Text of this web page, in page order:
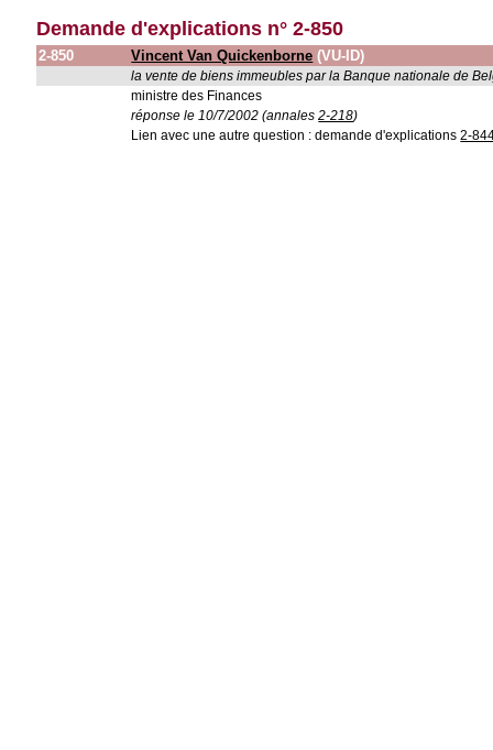
Demande d'explications n° 2-850
2-850 Vincent Van Quickenborne (VU-ID)
la vente de biens immeubles par la Banque nationale de
ministre des Finances
réponse le 10/7/2002 (annales2-218)
Lien avec une autre question : demande d'explications2-